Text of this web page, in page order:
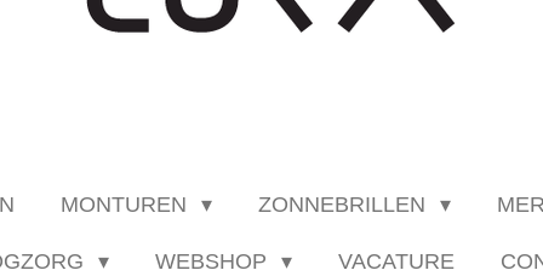
MONTUREN ZONNEBRILLEN
WEBSHOP VACATURE